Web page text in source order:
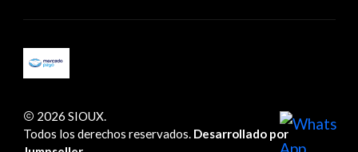
2026 SIOUX.
Todos los derechos reservados. Desarrollado por